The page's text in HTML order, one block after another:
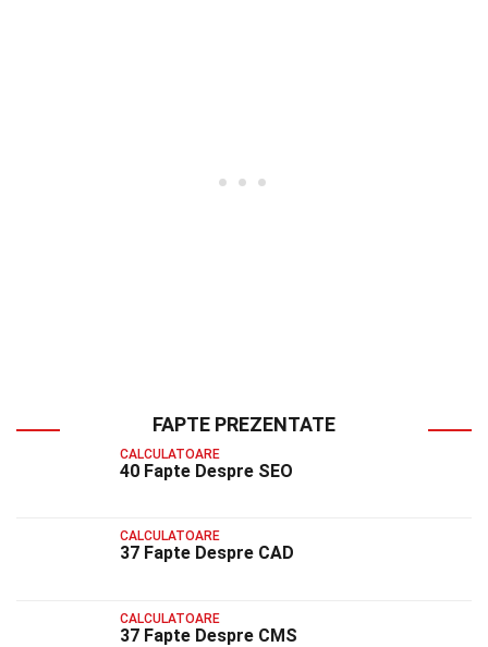
FAPTE PREZENTATE
CALCULATOARE
40 Fapte Despre SEO
CALCULATOARE
37 Fapte Despre CAD
CALCULATOARE
37 Fapte Despre CMS